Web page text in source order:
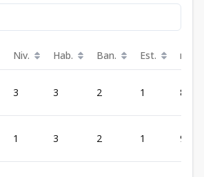
Niv. Hab. Ban. Est. m²
3 3 2 1 85
1 3 2 1 97